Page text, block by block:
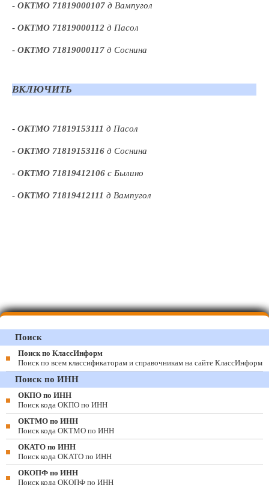
- ОКТМО 71819000107 д Вампугол
- ОКТМО 71819000112 д Пасол
- ОКТМО 71819000117 д Соснина
ВКЛЮЧИТЬ
- ОКТМО 71819153111 д Пасол
- ОКТМО 71819153116 д Соснина
- ОКТМО 71819412106 с Былино
- ОКТМО 71819412111 д Вампугол
Поиск
Поиск по КлассИнформ
Поиск по всем классификаторам и справочникам на сайте КлассИнформ
Поиск по ИНН
ОКПО по ИНН
Поиск кода ОКПО по ИНН
ОКТМО по ИНН
Поиск кода ОКТМО по ИНН
ОКАТО по ИНН
Поиск кода ОКАТО по ИНН
ОКОПФ по ИНН
Поиск кода ОКОПФ по ИНН